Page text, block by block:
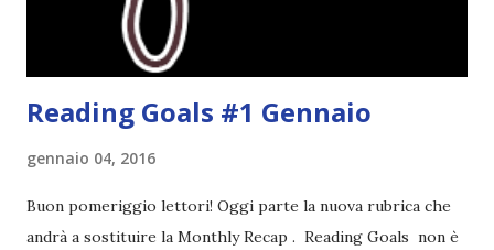
l'inizio!). Stessa cosa con Blue , stessa...
Reading Goals #1 Gennaio
gennaio 04, 2016
Buon pomeriggio lettori! Oggi parte la nuova rubrica che
andrà a sostituire la Monthly Recap . Reading Goals non è